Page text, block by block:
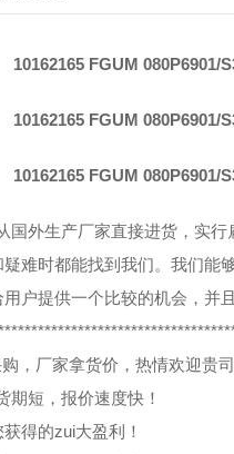
FGUM 080P6901/
FGUM 080P6901/
FGUM 080P6901/
国外生产厂家直接进货，实
难时都能找到我们。我们能
户提供一个比较的机会，并
，厂家拿货价，热情欢迎贵
期短，报价速度快！
得的zui大盈利！